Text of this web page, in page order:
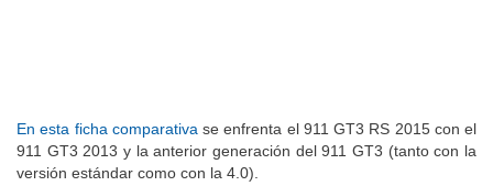
En esta ficha comparativase enfrenta el 911 GT3 RS 2015 con el
911 GT3 2013 y la anterior generación del 911 GT3 (tanto con la
versión estándar como con la 4.0).